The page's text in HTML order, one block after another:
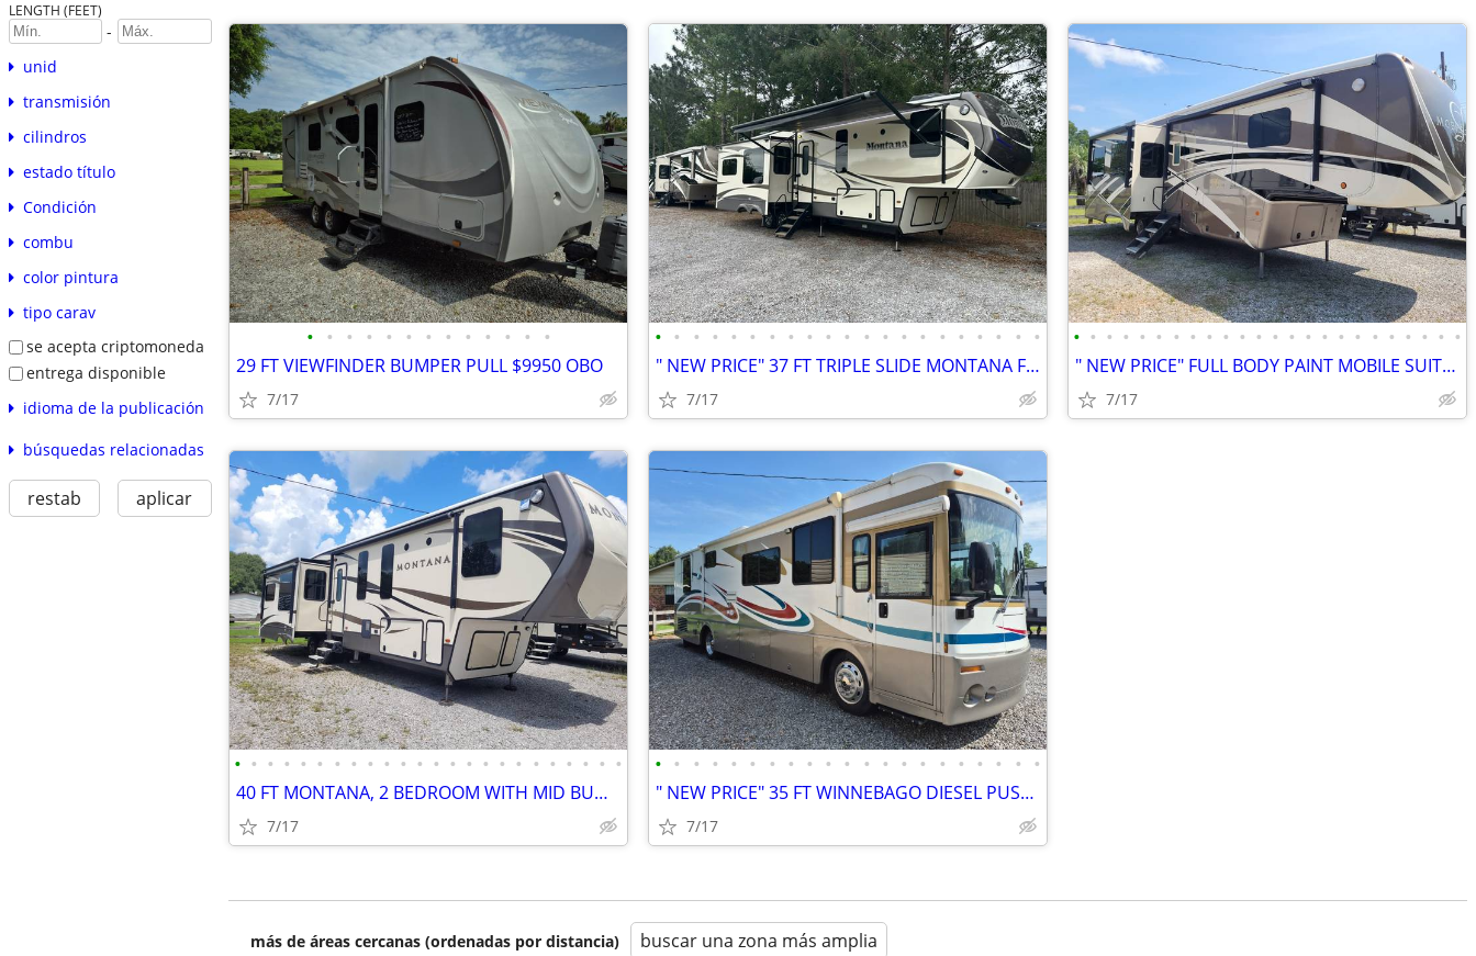
LENGTH (FEET)
-
unid
transmisión
cilindros
estado título
Condición
combu
color pintura
tipo carav
se acepta criptomoneda
entrega disponible
idioma de la publicación
búsquedas relacionadas
restab aplicar
• • • • • • • • • • • • •
29 FT VIEWFINDER BUMPER PULL $9950 OBO
7/17
• • • • • • • • • • • • • • • • • • • • •
" NEW PRICE" 37 FT TRIPLE SLIDE MONTANA FIFTH WHEEL $27,500 OBO
7/17
• • • • • • • • • • • • • • • • • • • • • • • •
" NEW PRICE" FULL BODY PAINT MOBILE SUITES $29,995
7/17
• • • • • • • • • • • • • • • • • • • • • • • •
40 FT MONTANA, 2 BEDROOM WITH MID BUNK & LOFT BED $33,995 OBO
7/17
• • • • • • • • • • • • • • • • • • • • •
" NEW PRICE" 35 FT WINNEBAGO DIESEL PUSHER RV $33,995 OBO
7/17
más de áreas cercanas (ordenadas por distancia) buscar una zona más amplia